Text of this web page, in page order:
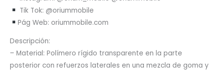
Tik Tok: @oriummobile
Pág Web: oriummobile.com
Descripción:
– Material: Polímero rígido transparente en la parte
posterior con refuerzos laterales en una mezcla de goma y